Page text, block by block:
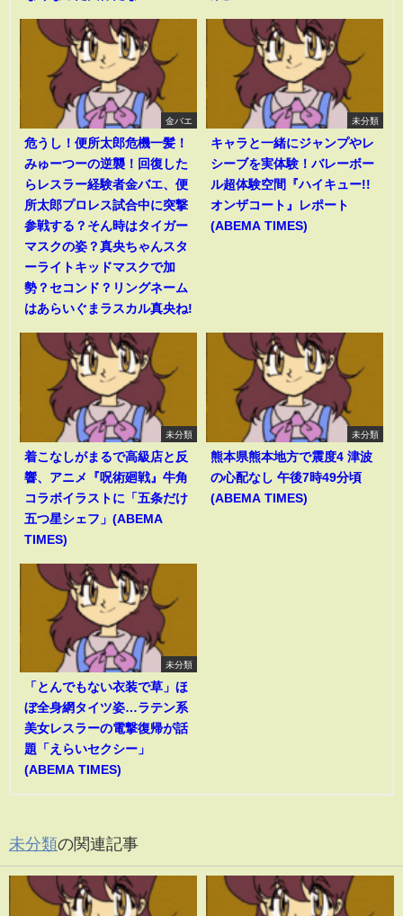
金バエ
危うし！便所太郎危機一髪！
みゅーつーの逆襲！回復した
らレスラー経験者金バエ、便
所太郎プロレス試合中に突撃
参戦する？そん時はタイガー
マスクの姿？真央ちゃんスタ
ーライトキッドマスクで加
勢？セコンド？リングネーム
はあらいぐまラスカル真央ね!
未分類
キャラと一緒にジャンプやレ
シーブを実体験！バレーボー
ル超体験空間『ハイキュー!!
オンザコート』レポート
(ABEMA TIMES)
未分類
着こなしがまるで高級店と反
響、アニメ『呪術廻戦』牛角
コラボイラストに「五条だけ
五つ星シェフ」(ABEMA
TIMES)
未分類
熊本県熊本地方で震度4 津波
の心配なし 午後7時49分頃
(ABEMA TIMES)
未分類
「とんでもない衣装で草」ほ
ぼ全身網タイツ姿…ラテン系
美女レスラーの電撃復帰が話
題「えらいセクシー」
(ABEMA TIMES)
未分類の関連記事